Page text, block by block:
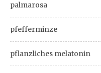
palmarosa
pfefferminze
pflanzliches melatonin